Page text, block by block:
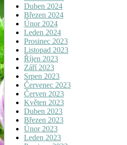
Duben 2024
Březen 2024
Únor 2024
Leden 2024
Prosinec 2023
Listopad 2023
Říjen 2023
Září 2023
Srpen 2023
Červenec 2023
Červen 2023
Květen 2023
Duben 2023
Březen 2023
Únor 2023
Leden 2023